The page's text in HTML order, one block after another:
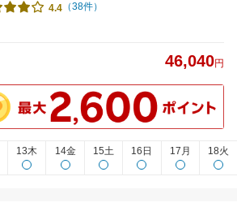
4.4 （38件）
46,040円
13木 14金 15土 16日 17月 18火